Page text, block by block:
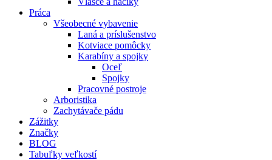
Práca
Všeobecné vybavenie
Laná a príslušenstvo
Kotviace pomôcky
Karabíny a spojky
Oceľ
Spojky
Pracovné postroje
Arboristika
Zachytávače pádu
Zážitky
Značky
BLOG
Tabuľky veľkostí